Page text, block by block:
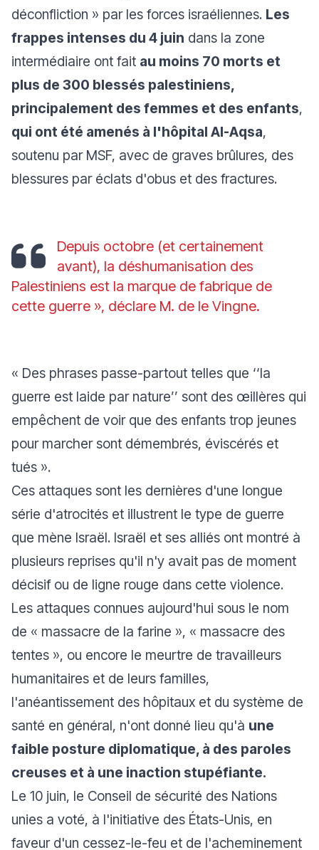
déconfliction » par les forces israéliennes. Les
frappes intenses du 4 juin dans la zone
intermédiaire ont fait au moins 70 morts et
plus de 300 blessés palestiniens,
principalement des femmes et des enfants,
qui ont été amenés à l'hôpital Al-Aqsa,
soutenu par MSF, avec de graves brûlures, des
blessures par éclats d'obus et des fractures.
Depuis octobre (et certainement
avant), la déshumanisation des
Palestiniens est la marque de fabrique de
cette guerre », déclare M. de le Vingne.
« Des phrases passe-partout telles que ‘‘la
guerre est laide par nature’’ sont des œillères qui
empêchent de voir que des enfants trop jeunes
pour marcher sont démembrés, éviscérés et
tués ».
Ces attaques sont les dernières d'une longue
série d'atrocités et illustrent le type de guerre
que mène Israël. Israël et ses alliés ont montré à
plusieurs reprises qu'il n'y avait pas de moment
décisif ou de ligne rouge dans cette violence.
Les attaques connues aujourd'hui sous le nom
de « massacre de la farine », « massacre des
tentes », ou encore le meurtre de travailleurs
humanitaires et de leurs familles,
l'anéantissement des hôpitaux et du système de
santé en général, n'ont donné lieu qu'à une
faible posture diplomatique, à des paroles
creuses et à une inaction stupéfiante.
Le 10 juin, le Conseil de sécurité des Nations
unies a voté, à l'initiative des États-Unis, en
faveur d'un cessez-le-feu et de l'acheminement